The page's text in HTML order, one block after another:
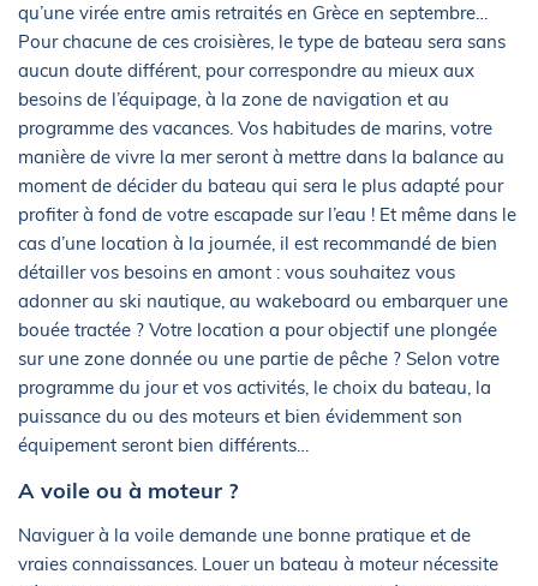
qu’une virée entre amis retraités en Grèce en septembre…
Pour chacune de ces croisières, le type de bateau sera sans
aucun doute différent, pour correspondre au mieux aux
besoins de l’équipage, à la zone de navigation et au
programme des vacances. Vos habitudes de marins, votre
manière de vivre la mer seront à mettre dans la balance au
moment de décider du bateau qui sera le plus adapté pour
profiter à fond de votre escapade sur l’eau ! Et même dans le
cas d’une location à la journée, il est recommandé de bien
détailler vos besoins en amont : vous souhaitez vous
adonner au ski nautique, au wakeboard ou embarquer une
bouée tractée ? Votre location a pour objectif une plongée
sur une zone donnée ou une partie de pêche ? Selon votre
programme du jour et vos activités, le choix du bateau, la
puissance du ou des moteurs et bien évidemment son
équipement seront bien différents…
A voile ou à moteur ?
Naviguer à la voile demande une bonne pratique et de
vraies connaissances. Louer un bateau à moteur nécessite